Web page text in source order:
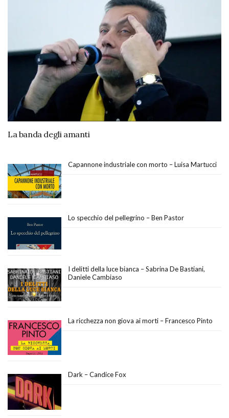
La banda degli amanti
Capannone industriale con morto – Luisa Martucci
Lo specchio del pellegrino – Ben Pastor
I delitti della luce bianca – Sabrina De Bastiani,
Daniele Cambiaso
La ricchezza non giova ai morti – Francesco Pinto
Dark – Candice Fox